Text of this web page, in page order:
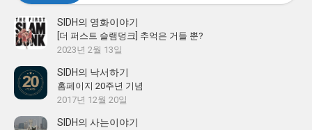
SIDH의 영화이야기
[더 퍼스트 슬램덩크] 추억은 거들 뿐?
2023년 2월 13일
SIDH의 낙서하기
홈페이지 20주년 기념
2017년 12월 20일
SIDH의 사는이야기